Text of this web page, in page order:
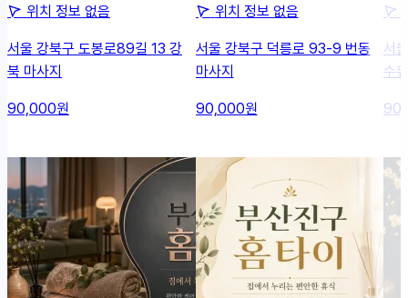
위치 정보 없음
서울 강북구 도봉로89길 13 강
북 마사지
90,000원
위치 정보 없음
서울 강북구 덕릉로 93-9 번동
마사지
90,000원
서
수